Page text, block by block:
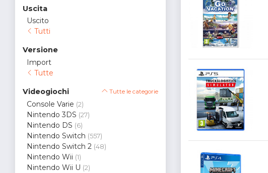
Uscita
Uscito
Tutti
Versione
Import
Tutte
Videogiochi Tutte le categorie
Console Varie (2)
Nintendo 3DS (27)
Nintendo DS (6)
Nintendo Switch (557)
Nintendo Switch 2 (48)
Nintendo Wii (1)
Nintendo Wii U (2)